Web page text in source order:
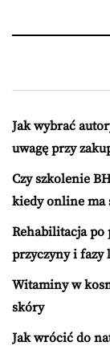
Jak wybrać
uwagę przy
Czy szkolenie
kiedy online ma
Rehabilitacja po
przyczyny i fazy
Witaminy w
skóry
Jak wrócić do